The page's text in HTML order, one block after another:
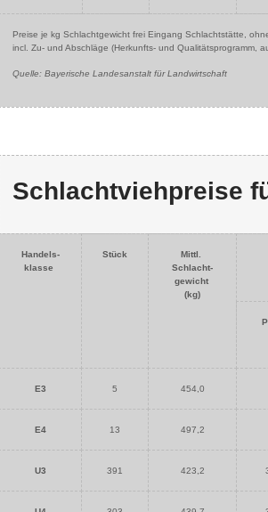
Preise je kg Schlachtgewicht frei Eingang Schlachtstätte,
incl. Zu- und Abschläge (Herkunfts- und Qualitätsprogramm,
Quelle: Bayerische Landesanstalt für Landwirtschaft
Schlachtviehpreise
Handels-
klasse
Stück
Mittl.
Schlacht-
gewicht
(kg)
E3 5 454,0
E4 13 497,2
U3 391 423,2